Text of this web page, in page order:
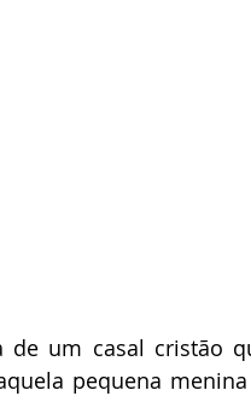
de um casal cristão
pequena